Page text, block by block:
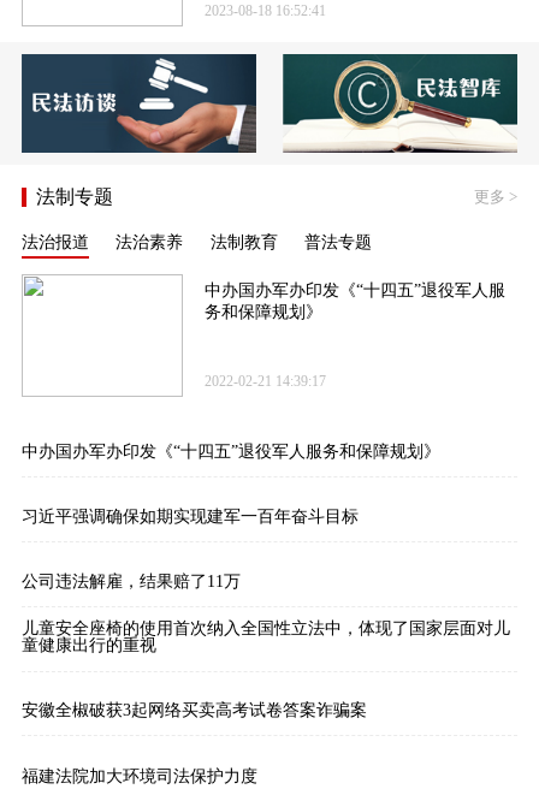
2023-08-18 16:52:41
法制专题 更多 >
法治报道 法治素养 法制教育 普法专题
中办国办军办印发《“十四五”退役军人服
务和保障规划》
2022-02-21 14:39:17
中办国办军办印发《“十四五”退役军人服务和保障规划》
习近平强调确保如期实现建军一百年奋斗目标
公司违法解雇，结果赔了11万
儿童安全座椅的使用首次纳入全国性立法中，体现了国家层面对儿
童健康出行的重视
安徽全椒破获3起网络买卖高考试卷答案诈骗案
福建法院加大环境司法保护力度